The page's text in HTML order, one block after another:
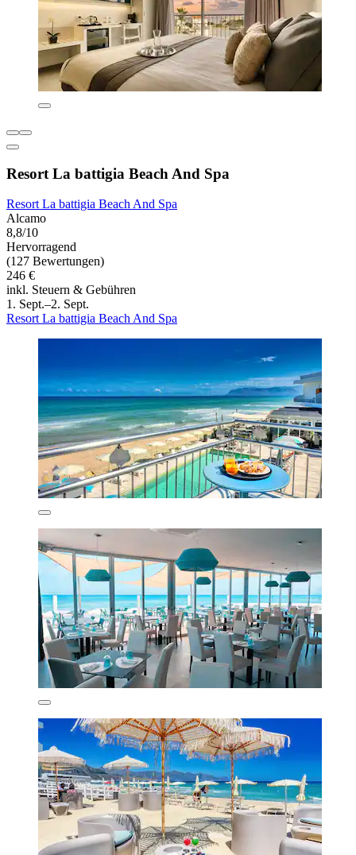
Resort La battigia Beach And Spa
Resort La battigia Beach And Spa
Alcamo
8,8/10
Hervorragend
(127 Bewertungen)
246 €
inkl. Steuern & Gebühren
1. Sept.–2. Sept.
Resort La battigia Beach And Spa